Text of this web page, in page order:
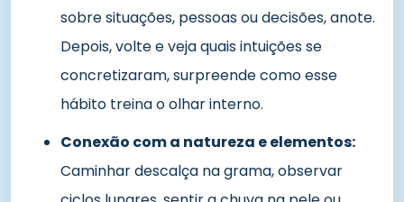
sobre situações, pessoas ou decisões, anote.
Depois, volte e veja quais intuições se
concretizaram, surpreende como esse
hábito treina o olhar interno.
Conexão com a natureza e elementos:
Caminhar descalça na grama, observar